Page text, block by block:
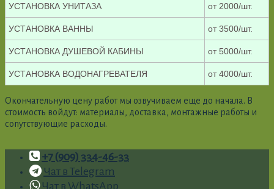
УСТАНОВКА УНИТАЗА от 2000/шт.
УСТАНОВКА ВАННЫ от 3500/шт.
УСТАНОВКА ДУШЕВОЙ КАБИНЫ от 5000/шт.
УСТАНОВКА ВОДОНАГРЕВАТЕЛЯ от 4000/шт.
Окончательную цену работ мы озвучиваем еще до начала. В
стоимость войдут: материалы, доставка, монтажные работы и
сопутствующие расходы.
+7 (909) 334-46-33
Чат в Telegram
Чат в WhatsApp